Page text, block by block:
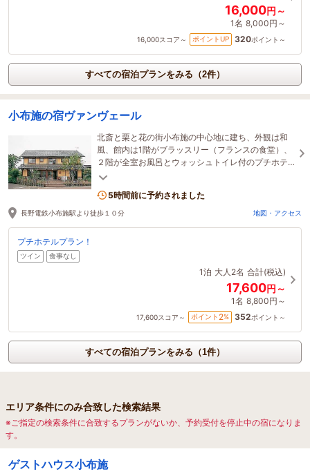
16,000円～
1名 8,000円～
16,000スコア～ ポイントUP 320ポイント～
すべての宿泊プランをみる（2件）
小布施の宿ヴァンヴェール
北斎と栗と花の街小布施の中心地に建ち、外観は和
風、館内は1階がブラッスリー（フランスの食堂）、
２階が全室お風呂とウォッシュトイレ付のプチホテ
ル。小布施の町の中心には徒歩圏内です。
5時間前に予約されました
長野電鉄小布施駅より徒歩１０分 地図・アクセス
プチホテルプラン！
ツイン 食事なし
1泊 大人2名 合計(税込)
17,600円～
1名 8,800円～
17,600スコア～ ポイント 2% 352ポイント～
すべての宿泊プランをみる（1件）
エリア条件にのみ合致した検索結果
※ご指定の検索条件に合致するプランがないか、予約受付を停止中の宿になりま
す。
ゲストハウス小布施